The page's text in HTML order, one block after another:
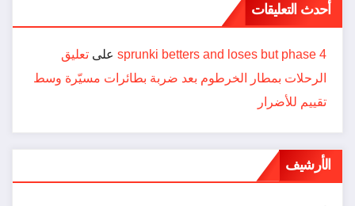
أحدث التعليقات
sprunki betters and loses but phase 4 على تعليق
الرحلات بمطار الخرطوم بعد ضربة بطائرات مسيّرة وسط
تقييم للأضرار
الأرشيف